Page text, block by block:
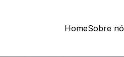
HomeSobre